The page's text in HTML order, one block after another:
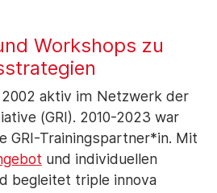
Workshops zu
aktiv im Netzwerk der
(GRI). 2010-2023 war
GRI-Trainingspartner*in. Mit
und individuellen
begleitet triple innova